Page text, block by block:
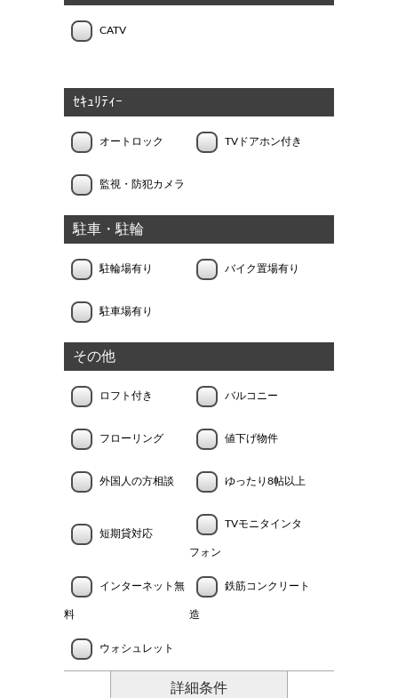
CATV
ｾｷｭﾘﾃｨｰ
オートロック TVドアホン付き
監視・防犯カメラ
駐車・駐輪
駐輪場有り バイク置場有り
駐車場有り
その他
ロフト付き バルコニー
フローリング 値下げ物件
外国人の方相談 ゆったり8帖以上
短期貸対応
TVモニタインタ
フォン
インターネット無
料
鉄筋コンクリート
造
ウォシュレット